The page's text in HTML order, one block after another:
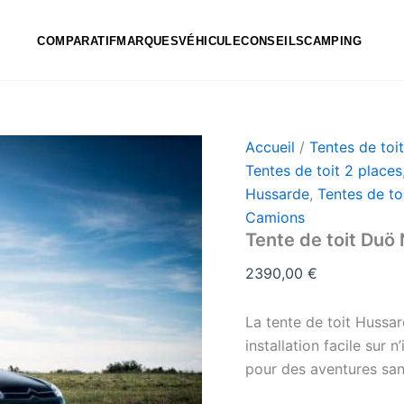
COMPARATIFMARQUESVÉHICULECONSEILSCAMPING
Accueil / Tentes de
Tentes de toit 2 places,
Hussarde, Tentes de
Camions
Tente de toit Duö
2390,00 €
La tente de toit
installation facile sur
pour des aventures